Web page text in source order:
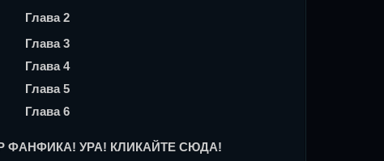
Глава 2
Глава 3
Глава 4
Глава 5
Глава 6
ФАНФИКА! УРА! КЛИКАЙТЕ СЮДА!